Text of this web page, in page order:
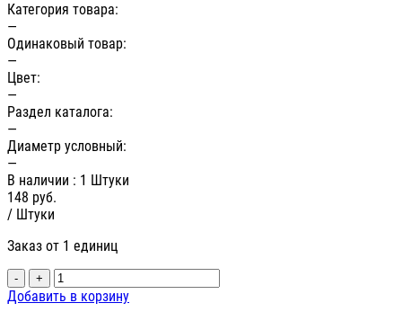
Категория товара:
—
Одинаковый товар:
—
Цвет:
—
Раздел каталога:
—
Диаметр условный:
—
В наличии : 1 Штуки
148 руб.
/ Штуки
Заказ от 1 единиц
- +
Добавить в корзину